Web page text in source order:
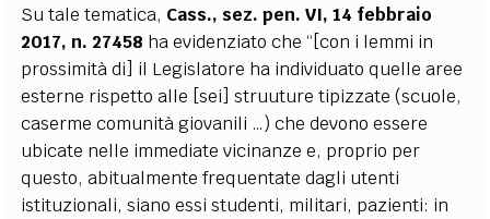
Su tale tematica, Cass., sez. pen. VI, 14 febbraio
2017, n. 27458 ha evidenziato che “[con i lemmi in
prossimità di] il Legislatore ha individuato quelle aree
esterne rispetto alle [sei] struuture tipizzate (scuole,
caserme comunità giovanili …) che devono essere
ubicate nelle immediate vicinanze e, proprio per
questo, abitualmente frequentate dagli utenti
istituzionali, siano essi studenti, militari, pazienti: in